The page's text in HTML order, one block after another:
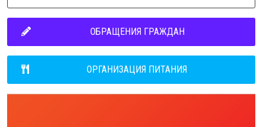
ОБРАЩЕНИЯ ГРАЖДАН
ОРГАНИЗАЦИЯ ПИТАНИЯ